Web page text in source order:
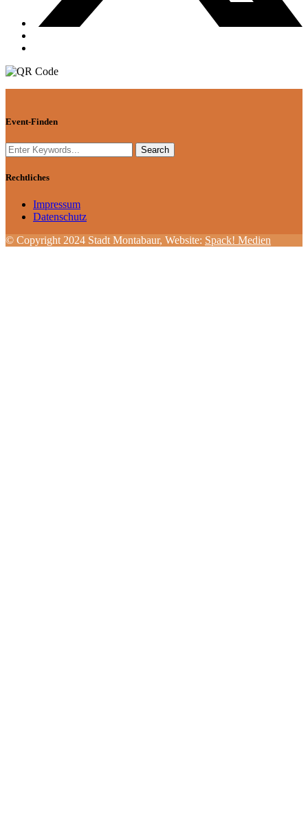
Event-Finden
Rechtliches
Impressum
Datenschutz
© Copyright 2024 Stadt Montabaur, Website: Spack! Medien